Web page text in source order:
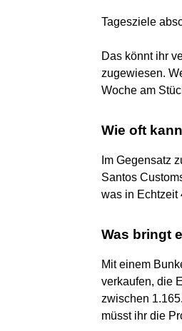
Tagesziele
Das könnt ihr
zugewiesen.
Woche am
Wie oft
Im Gegensatz
Santos
was in Echtzeit
Was bringt
Mit einem
verkaufen, die
zwischen
müsst ihr die